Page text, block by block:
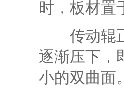
时，板材置
传动辊正
逐渐压下，
小的双曲面。